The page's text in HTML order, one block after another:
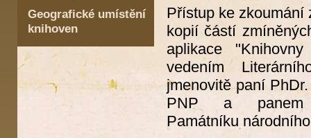
Geografické umístění
knihoven
Přístup ke zkoumání
kopií částí
aplikace
vedením
jmenovitě paní
PNP a panem
Památníku